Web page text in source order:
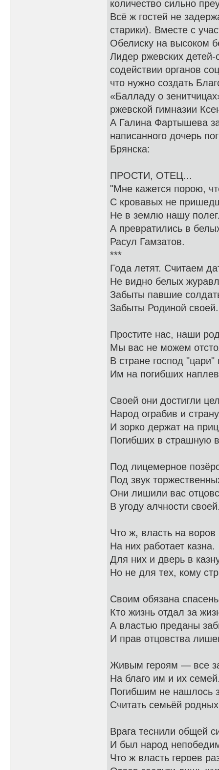
количество сильно
Всё ж гостей не
старики). Вместе с
Обелиску на высоком
Лидер ржевских
содействии органов
что нужно создать
«Балладу о
ржевской гимназии
А Галина Фартышева
написанного дочерь
Брянска:
ПРОСТИ, ОТЕЦ...
"Мне кажется порою,
С кровавых не
Не в землю нашу
А превратились в
Расул Гамзатов.
***
Года летят. Считаем
Не видно белых
Забыты павшие
Забыты Родиной своей.
Простите нас, наши
Мы вас не можем
В стране господ "цари"
Им на погибших
Своей они достигли
Народ ограбив и
И зорко держат на
Погибших в страшную
Под лицемерное
Под звук
Они лишили вас
В угоду алчности
Что ж, власть на
На них работает казна.
Для них и дверь в
Но не для тех, кому
Своим обязана
Кто жизнь отдал за
А властью преданы
И прав отцовства
Живым героям — все
На благо им и их
Погибшим не нашлось
Считать семьёй
Врага теснили общей
И был народ
Что ж власть героев